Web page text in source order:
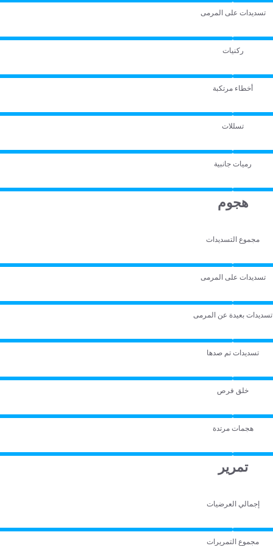
تسديدات على المرمى
ركنيات
أخطاء مرتكبة
تسللات
رميات جانبية
هجوم
مجموع التسديدات
تسديدات على المرمى
تسديدات بعيدة عن المرمى
تسديدات تم صدها
خلق فرص
هجمات مرتدة
تمرير
إجمالي العرضيات
مجموع التمريرات